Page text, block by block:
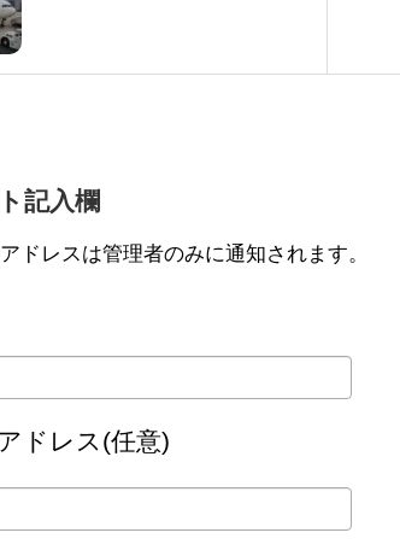
記入欄
ドレスは管理者のみに通知されます。
ドレス(任意)